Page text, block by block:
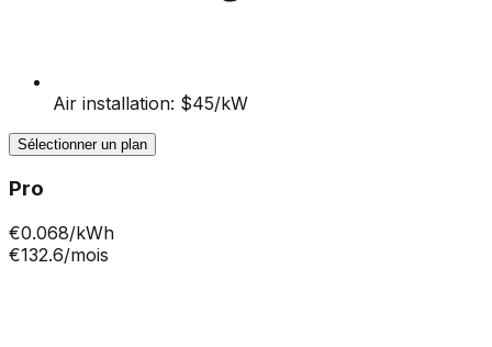
Air installation: $45/kW
Sélectionner un plan
Pro
€0.068/kWh
€132.6/mois